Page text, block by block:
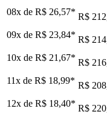
08x de R$ 26,57* R$
09x de R$ 23,84* R$
10x de R$ 21,67* R$
11x de R$ 18,99* R$
12x de R$ 18,40* R$